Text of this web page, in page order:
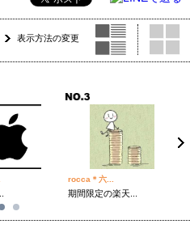
表示方法の変更
rocca＊六...
期間限定の楽天...